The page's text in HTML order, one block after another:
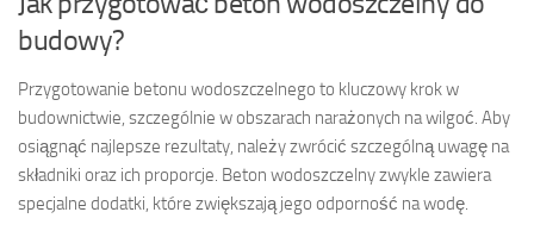
budowy?
Przygotowanie betonu wodoszczelnego to kluczowy krok w
budownictwie, szczególnie w obszarach narażonych na wilgoć. Aby
osiągnąć najlepsze rezultaty, należy zwrócić szczególną uwagę na
składniki oraz ich proporcje. Beton wodoszczelny zwykle zawiera
specjalne dodatki, które zwiększają jego odporność na wodę.